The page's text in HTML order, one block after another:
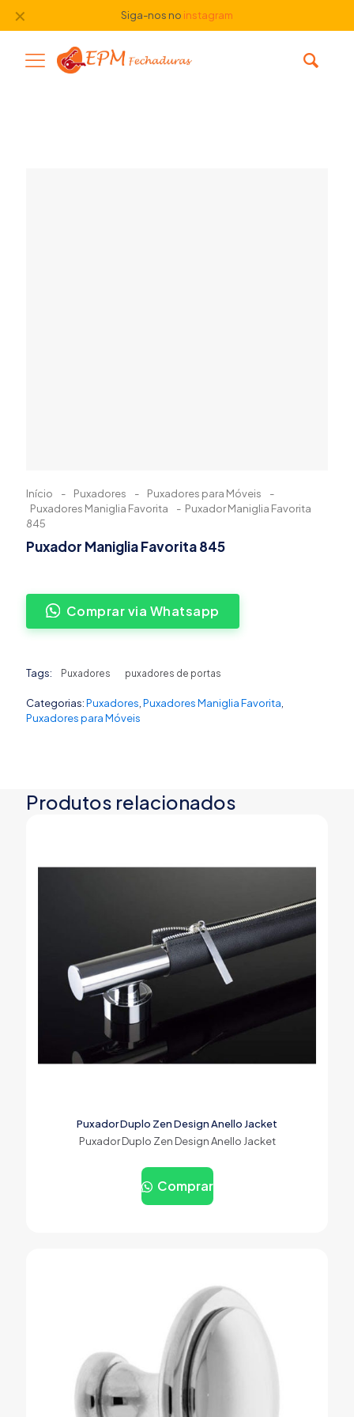
Siga-nos no instagram
✕
Início - Puxadores - Puxadores para Móveis
-
Puxadores Maniglia Favorita
- Puxador Maniglia Favorita
845
Puxador Maniglia Favorita 845
Comprar via Whatsapp
Tags: Puxadores puxadores de portas
Categorias:Puxadores Puxadores Maniglia Favorita
Puxadores para Móveis
Produtos relacionados
Puxador Duplo Zen Design Anello Jacket
Puxador Duplo Zen Design Anello Jacket
Comprar